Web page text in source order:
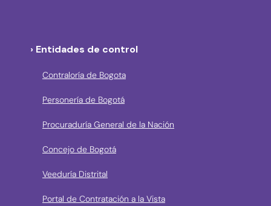
› Entidades de control
Contraloría de Bogota
Personería de Bogotá
Procuraduría General de la Nación
Concejo de Bogotá
Veeduría Distrital
Portal de Contratación a la Vista